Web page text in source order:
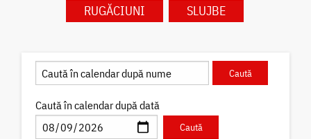
RUGĂCIUNI
SLUJBE
Caută în calendar după dată